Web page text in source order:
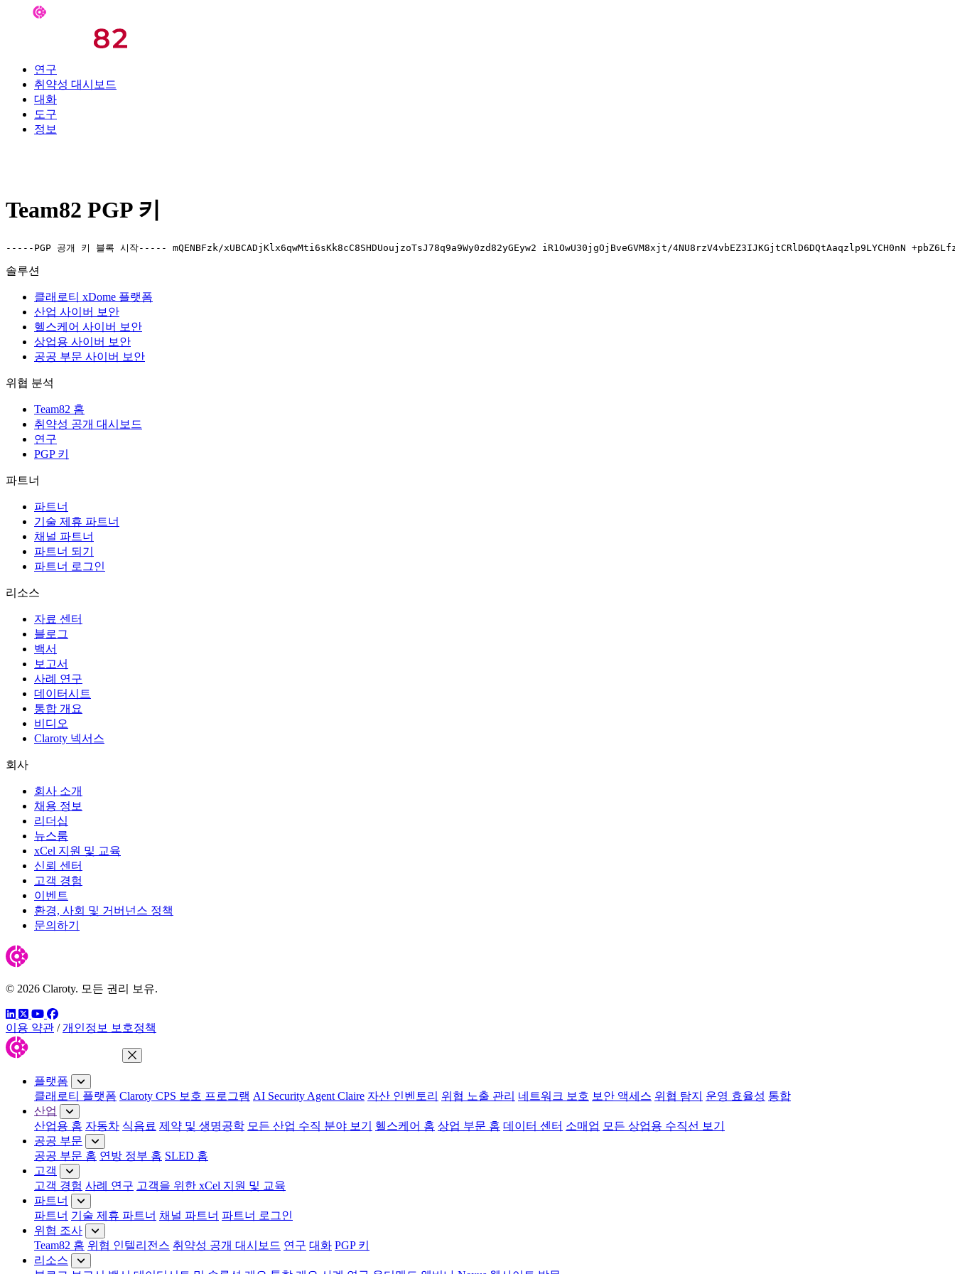
연구
취약성 대시보드
대화
도구
정보
Team82 PGP 키
-----PGP 공개 키 블록 시작----- mQENBFzk/xUBCADjKlx6qwMti6sKk8cC8SHDUoujzoTsJ78q9a9Wy0zd82yGEyw2 iR1OwU30jgOjBveGVM8xjt/4NU8rzV4vbEZ3IJKGjtCRlD6DQtAaqzlp9LYCH0nN
솔루션
클래로티 xDome 플랫폼
산업 사이버 보안
헬스케어 사이버 보안
상업용 사이버 보안
공공 부문 사이버 보안
위협 분석
Team82 홈
취약성 공개 대시보드
연구
PGP 키
파트너
파트너
기술 제휴 파트너
채널 파트너
파트너 되기
파트너 로그인
리소스
자료 센터
블로그
백서
보고서
사례 연구
데이터시트
통합 개요
비디오
Claroty 넥서스
회사
회사 소개
채용 정보
리더십
뉴스룸
xCel 지원 및 교육
신뢰 센터
고객 경험
이벤트
환경, 사회 및 거버넌스 정책
문의하기
© 2026 Claroty. 모든 권리 보유.
링크드인
트위터유튜브
페이스북
이용 약관 / 개인정보 보호정책
메뉴 닫기
플랫폼
클래로티 플랫폼 Claroty CPS 보호 프로그램 AI Security Agent Claire 자산 인벤토리 위협 노출 관리 네트워크 보호 보안 액세스 위협 탐지 운영 효율성 통합
산업
산업용 홈 자동차 식음료 제약 및 생명공학 모든 산업 수직 분야 보기 헬스케어 홈 상업 부문 홈 데이터 센터 소매업 모든 상업용 수직선 보기
공공 부문
공공 부문 홈 연방 정부 홈 SLED 홈
고객
고객 경험 사례 연구 고객을 위한 xCel 지원 및 교육
파트너
파트너 기술 제휴 파트너 채널 파트너 파트너 로그인
위협 조사
Team82 홈 위협 인텔리전스 취약성 공개 대시보드 연구 대화 PGP 키
리소스